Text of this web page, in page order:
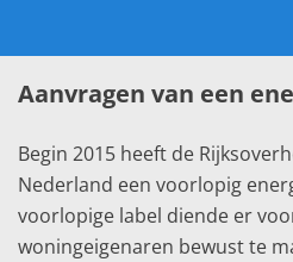
Aanvragen van een
Begin 2015 heeft de
Nederland een voorlopig
voorlopige label diende er
woningeigenaren bewust te